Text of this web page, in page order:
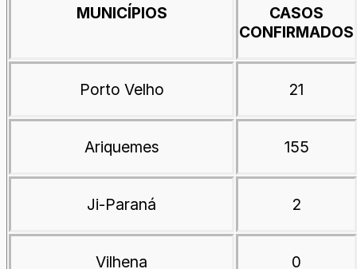
MUNICÍPIOS
CASOS
CONFIRMADOS
Porto Velho 21
Ariquemes 155
Ji-Paraná 2
Vilhena 0